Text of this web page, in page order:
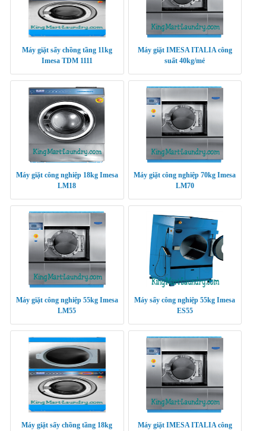
Máy giặt sấy chồng tầng 11kg
Imesa TDM 1111
Máy giặt IMESA ITALIA công
suất 40kg/mẻ
Máy giặt công nghiệp 18kg Imesa
LM18
Máy giặt công nghiệp 70kg Imesa
LM70
Máy giặt công nghiệp 55kg Imesa
LM55
Máy sấy công nghiệp 55kg Imesa
ES55
Máy giặt sấy chồng tầng 18kg
Máy giặt IMESA ITALIA công